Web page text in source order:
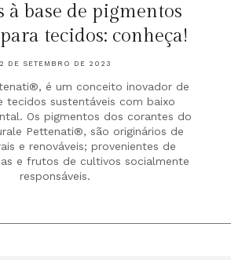
à base de pigmentos
tecidos: conheça!
2 DE SETEMBRO DE 2023
é um conceito inovador de
tecidos sustentáveis com baixo
Os pigmentos dos corantes do
Pettenati®, são originários de
e renováveis; provenientes de
e frutos de cultivos socialmente
responsáveis.